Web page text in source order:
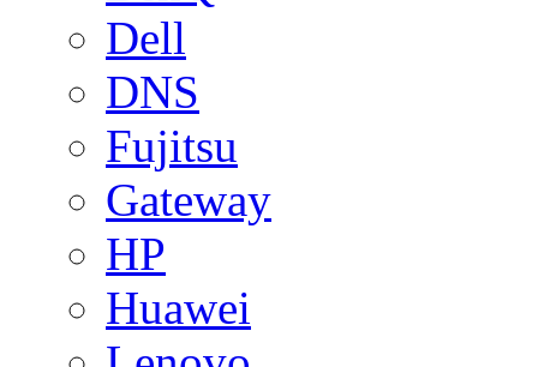
Dell
DNS
Fujitsu
Gateway
HP
Huawei